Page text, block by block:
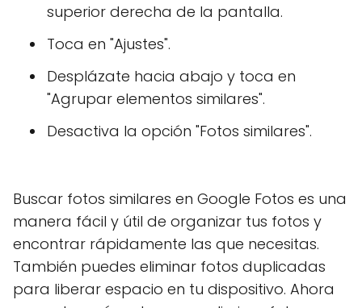
superior derecha de la pantalla.
Toca en "Ajustes".
Desplázate hacia abajo y toca en
"Agrupar elementos similares".
Desactiva la opción "Fotos similares".
Buscar fotos similares en Google Fotos es una
manera fácil y útil de organizar tus fotos y
encontrar rápidamente las que necesitas.
También puedes eliminar fotos duplicadas
para liberar espacio en tu dispositivo. Ahora